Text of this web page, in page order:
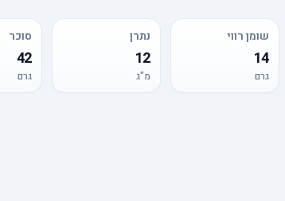
שומן רווי
14
גרם
נתרן
12
מ"ג
סוכר
42
גרם